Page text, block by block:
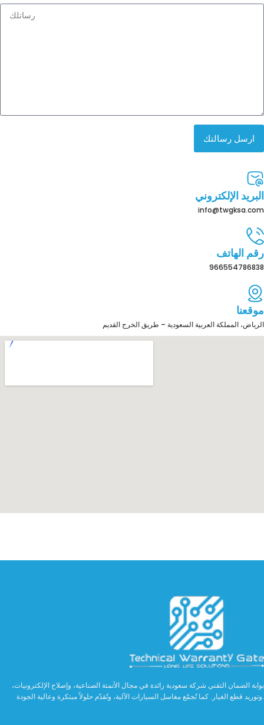
+966
ارسل رسالتك
البريد الإلكتروني
info@twgksa.com
رقم الهاتف
966554786838
موقعنا
الرياض، المملكة العربية السعودية – طريق الخرج القديم
بوابة الضمان التقني شركة سعودية رائدة في مجال الأتمتة الصناعية، وإصلاح الإلكترونيات،
وتوريد قطع الغيار. كما تُجمّع مغاسل السيارات الآلية، وتُقدّم حلولاً مبتكرة وعالية الجودة.